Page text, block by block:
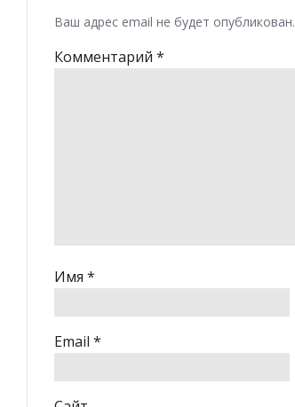
Ваш адрес email не будет опубликован.
Комментарий *
Имя *
Email *